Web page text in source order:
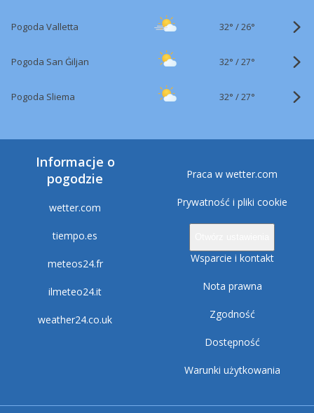
Pogoda Valletta 32° /26°
Pogoda San Ġiljan 32° /27°
Pogoda Sliema 32° /27°
Informacje o
pogodzie
wetter.com
tiempo.es
meteos24.fr
ilmeteo24.it
weather24.co.uk
Praca w wetter.com
Prywatność i pliki cookie
Wsparcie i kontakt
Nota prawna
Zgodność
Dostępność
Warunki użytkowania